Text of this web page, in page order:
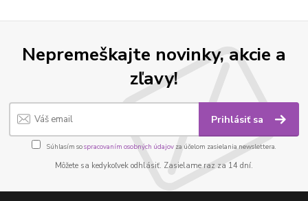
Nepremeškajte novinky, akcie a
zľavy!
Prihlásiť sa
Súhlasím sospracovaním osobných údajov za účelom zasielania newslettera.
Môžete sa kedykoľvek odhlásiť. Zasielame raz za 14 dní.